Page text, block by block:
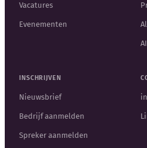
Vacatures
Evenementen
INSCHRIJVEN
Nieuwsbrief
Bedrijf aanmelden
Spreker aanmelden